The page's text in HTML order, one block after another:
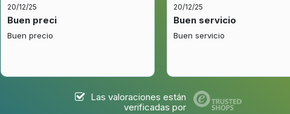
20/12/25
Buen preci
Buen precio
20/12/25
Buen servicio
Buen servicio
Las valoraciones están
verificadas por